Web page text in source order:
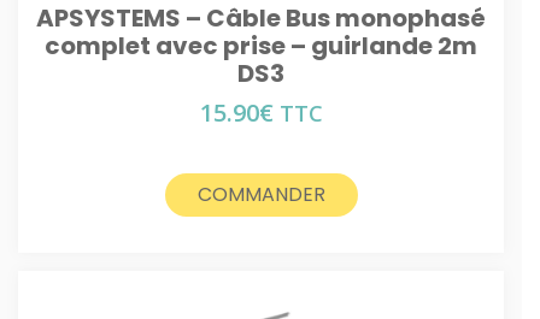
APSYSTEMS – Câble Bus monophasé
complet avec prise – guirlande 2m
DS3
15.90€ TTC
COMMANDER